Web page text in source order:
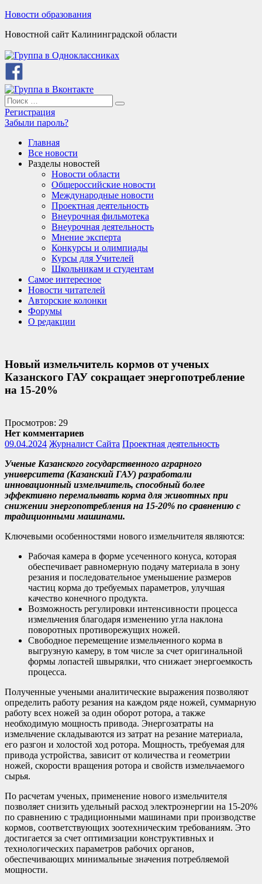
Skip
content
Новости образования
Новостной сайт Калининградской области
Search
for:
Search
Регистрация
Забыли пароль?
Главная
Все новости
Разделы новостей
Новости области
Общероссийские новости
Международные новости
Проектная деятельность
Внеурочная фильмотека
Внеурочная деятельность
Мнение эксперта
Конкурсы и олимпиады
Курсы для Учителей
Школьникам и студентам
Самое интересное
Новости читателей
Авторские колонки
Форумы
О редакции
Новый измельчитель кормов от ученых
Казанского ГАУ сокращает энергопотребление
на 15-20%
Просмотров: 29
Нет комментариев
09.04.2024 Журналист Сайта Проектная деятельность
Ученые Казанского государственного аграрного
университета (Казанский ГАУ) разработали
инновационный измельчитель, способный более
эффективно перемалывать корма для животных при
снижении энергопотребления на 15-20% по сравнению с
традиционными машинами.
Ключевыми особенностями нового измельчителя являются:
Рабочая камера в форме усеченного конуса, которая
обеспечивает равномерную подачу материала в зону
резания и последовательное уменьшение размеров
частиц корма до требуемых параметров, улучшая
качество конечного продукта.
Возможность регулировки интенсивности процесса
измельчения благодаря изменению угла наклона
поворотных противорежущих ножей.
Свободное перемещение измельченного корма в
выгрузную камеру, в том числе за счет оригинальной
формы лопастей швырялки, что снижает энергоемкость
процесса.
Полученные учеными аналитические выражения позволяют
определить работу резания на каждом ряде ножей, суммарную
работу всех ножей за один оборот ротора, а также
необходимую мощность привода. Энергозатраты на
измельчение складываются из затрат на резание материала,
его разгон и холостой ход ротора. Мощность, требуемая для
привода устройства, зависит от количества и геометрии
ножей, скорости вращения ротора и свойств измельчаемого
сырья.
По расчетам ученых, применение нового измельчителя
позволяет снизить удельный расход электроэнергии на 15-20%
по сравнению с традиционными машинами при производстве
кормов, соответствующих зоотехническим требованиям. Это
достигается за счет оптимизации конструктивных и
технологических параметров рабочих органов,
обеспечивающих минимальные значения потребляемой
мощности.